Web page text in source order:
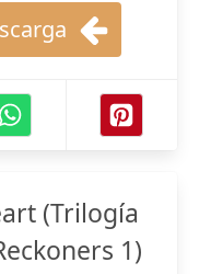
(Trilogía
1)